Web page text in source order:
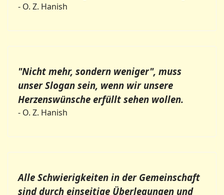
- O. Z. Hanish
"Nicht mehr, sondern weniger", muss
unser Slogan sein, wenn wir unsere
Herzenswünsche erfüllt sehen wollen.
- O. Z. Hanish
Alle Schwierigkeiten in der Gemeinschaft
sind durch einseitige Überlegungen und